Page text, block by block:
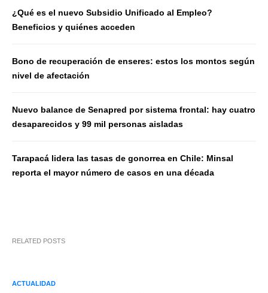
¿Qué es el nuevo Subsidio Unificado al Empleo?
Beneficios y quiénes acceden
Bono de recuperación de enseres: estos los montos según
nivel de afectación
Nuevo balance de Senapred por sistema frontal: hay cuatro
desaparecidos y 99 mil personas aisladas
Tarapacá lidera las tasas de gonorrea en Chile: Minsal
reporta el mayor número de casos en una década
RELATED POSTS
ACTUALIDAD